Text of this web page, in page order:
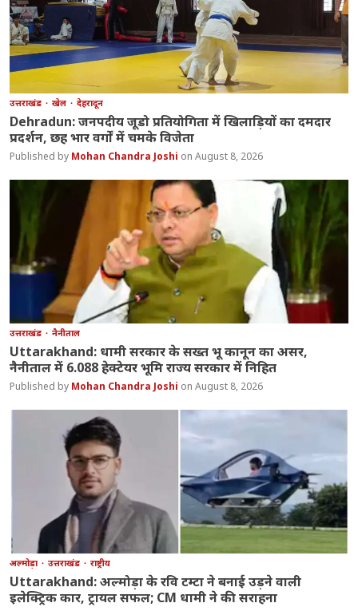
उत्तराखंड खेल देहरादून
Dehradun: जनपदीय जूडो प्रतियोगिता में खिलाड़ियों का दमदार
प्रदर्शन, छह भार वर्गों में चमके विजेता
Mohan Chandra Joshi August 8, 2026
उत्तराखंड नैनीताल
Uttarakhand: धामी सरकार के सख्त भू कानून का असर,
नैनीताल में 6.088 हेक्टेयर भूमि राज्य सरकार में निहित
Mohan Chandra Joshi August 8, 2026
अल्मोड़ा उत्तराखंड राष्ट्रीय
Uttarakhand: अल्मोड़ा के रवि टम्टा ने बनाई उड़ने वाली
इलेक्ट्रिक कार, ट्रायल सफल; CM धामी ने की सराहना